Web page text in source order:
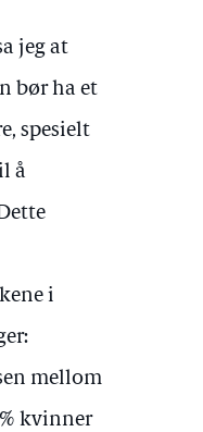
jeg at
bør ha et
spesielt
å
i
mellom
kvinner